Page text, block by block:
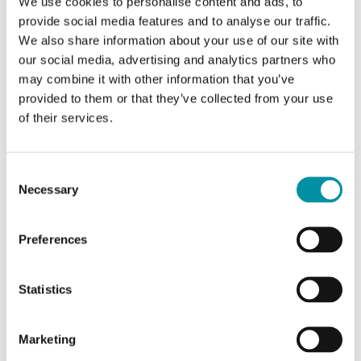
provide social media features and to analyse our traffic.
We also share information about your use of our site with
our social media, advertising and analytics partners who
may combine it with other information that you’ve
provided to them or that they’ve collected from your use
of their services.
Selection
Necessary
Preferences
Statistics
Marketing
pressione, DN15-25, corsa 2.7mm. La valvola è
la combinazione di un regolatore…
Diametro nominale
DN20
Impostazione intervallo portata